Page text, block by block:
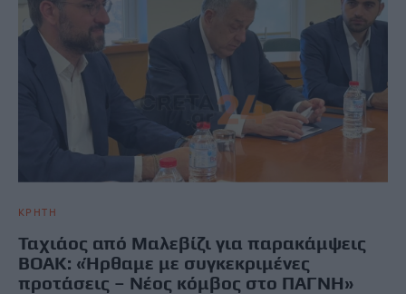
ΚΡΗΤΗ
Ταχιάος από Μαλεβίζι για παρακάμψεις
ΒΟΑΚ: «Ήρθαμε με συγκεκριμένες
προτάσεις – Νέος κόμβος στο ΠΑΓΝΗ»